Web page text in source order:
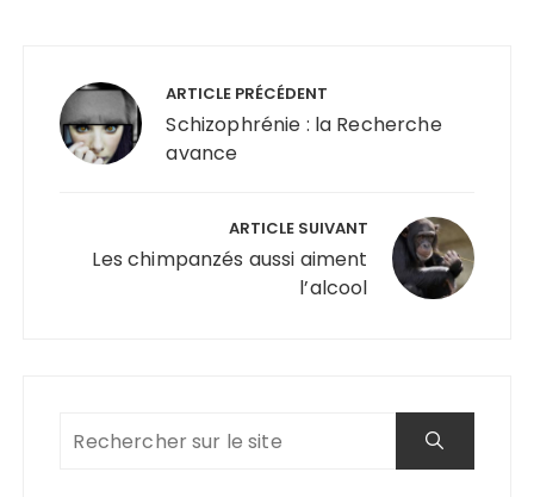
l’article
ARTICLE PRÉCÉDENT
Schizophrénie : la Recherche
avance
ARTICLE SUIVANT
Les chimpanzés aussi aiment
l’alcool